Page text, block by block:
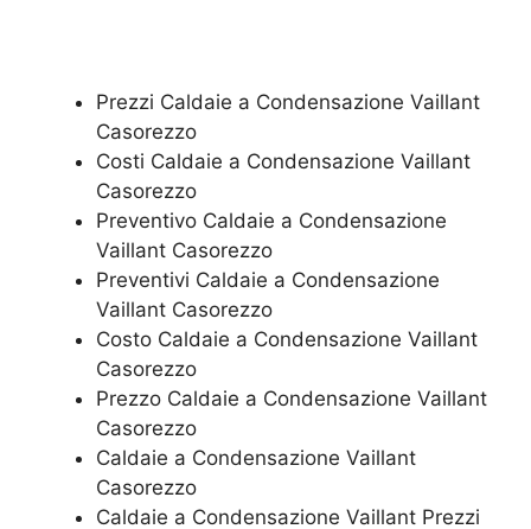
Prezzi Caldaie a Condensazione Vaillant
Casorezzo
Costi Caldaie a Condensazione Vaillant
Casorezzo
Preventivo Caldaie a Condensazione
Vaillant Casorezzo
Preventivi Caldaie a Condensazione
Vaillant Casorezzo
Costo Caldaie a Condensazione Vaillant
Casorezzo
Prezzo Caldaie a Condensazione Vaillant
Casorezzo
Caldaie a Condensazione Vaillant
Casorezzo
Caldaie a Condensazione Vaillant Prezzi